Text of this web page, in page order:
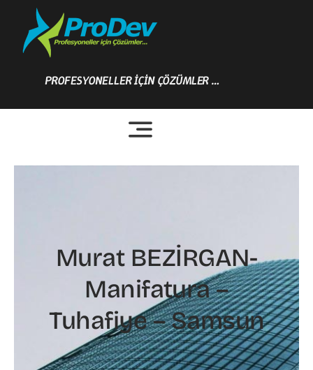
content
PROFESYONELLER İÇİN ÇÖZÜMLER …
Murat BEZİRGAN-
Manifatura –
Tuhafiye – Samsun